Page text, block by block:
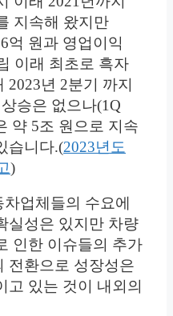
지속해 왔지만
억 원과 영업이익
이래 최초로 흑자
2023년 2분기 까지
승은 없으나(1Q
약 5조 원으로 지속
습니다.(2023년도
)
업체들의 수요에
실성은 있지만 차량
인한 이슈들의 추가
전환으로 성장성은
고 있는 것이 내외의